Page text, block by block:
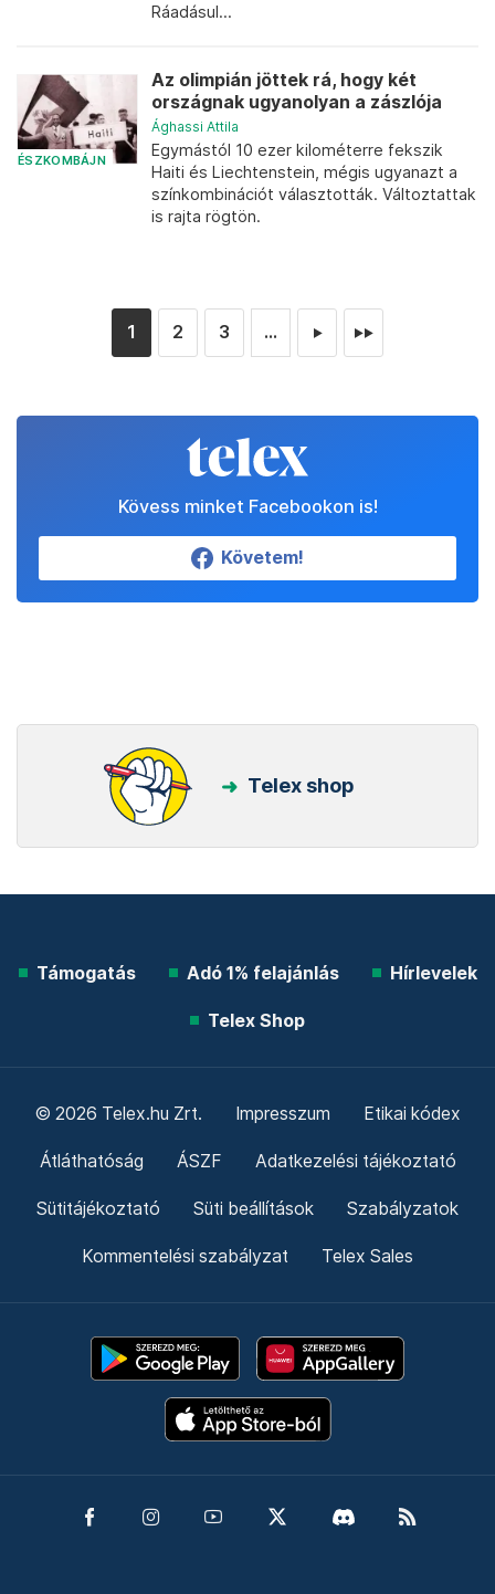
Ráadásul...
ÉSZKOMBÁJN
Az olimpián jöttek rá, hogy két
országnak ugyanolyan a zászlója
Ághassi Attila
Egymástól 10 ezer kilométerre fekszik
Haiti és Liechtenstein, mégis ugyanazt a
színkombinációt választották. Változtattak
is rajta rögtön.
1 2 3 ... ► ►►
Kövess minket Facebookon is!
Követem!
Telex shop
Támogatás Adó 1% felajánlás Hírlevelek
Telex Shop
© 2026 Telex.hu Zrt. Impresszum Etikai kódex
Átláthatóság ÁSZF Adatkezelési tájékoztató
Sütitájékoztató Süti beállítások Szabályzatok
Kommentelési szabályzat Telex Sales